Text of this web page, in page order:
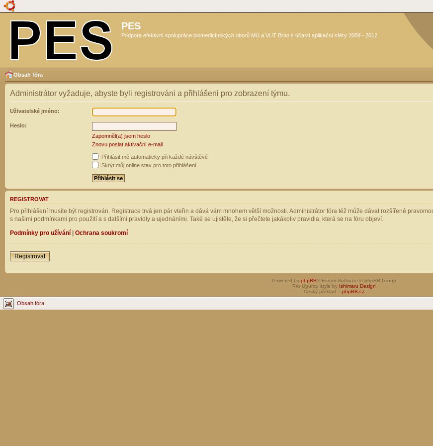
PES
Podpora efektivní spolupráce biomedicínských oborů MU a VUT Brno s účastí aplikační sféry 2009 - 2012
Obsah fóra
Administrátor vyžaduje, abyste byli registrováni a přihlášeni pro zobrazení týmu.
Uživatelské jméno:
Heslo:
Zapomněl(a) jsem heslo
Znovu poslat aktivační e-mail
Přihlásit mě automaticky při každé návštěvě
Skrýt můj online stav pro toto přihlášení
REGISTROVAT
Pro přihlášení musíte být registrován. Registrace trvá jen pár vteřin a dává vám mnohem větší možnosti. Administrátor fóra též může dávat rozšířené
s našimi podmínkami pro použití a s dalšími pravidly a ujednáními. Také se ujistěte, že si přečtete jakákoliv pravidla, která se na fóru objeví.
Podmínky pro užívání | Ochrana soukromí
Registrovat
Powered by phpBB® Forum Software © phpBB Group
Pro Ubuntu style by Ishimaru Design
Český překlad – phpBB.cz
Obsah fóra